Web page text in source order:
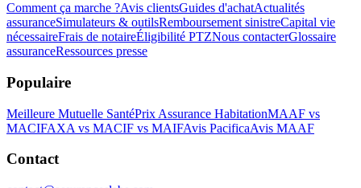
Comment ça marche ?Avis clientsGuides d'achatActualités
assuranceSimulateurs & outilsRemboursement sinistreCapital vie
nécessaireFrais de notaireÉligibilité PTZNous contacterGlossaire
assuranceRessources presse
Populaire
Meilleure Mutuelle SantéPrix Assurance HabitationMAAF vs
MACIFAXA vs MACIF vs MAIFAvis PacificaAvis MAAF
Contact